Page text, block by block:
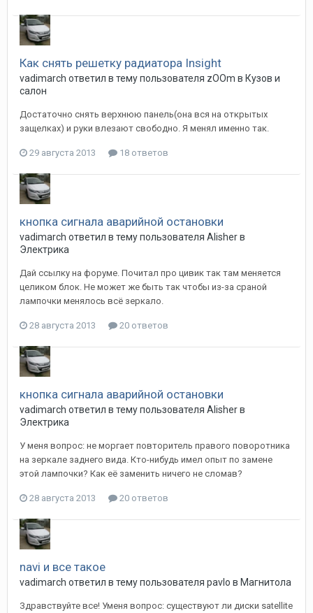
Как снять решетку радиатора Insight
vadimarch ответил в тему пользователя zOOm в Кузов и
салон
Достаточно снять верхнюю панель(она вся на открытых
защелках) и руки влезают свободно. Я менял именно так.
29 августа 2013 18 ответов
кнопка сигнала аварийной остановки
vadimarch ответил в тему пользователя Alisherв
Электрика
Дай ссылку на форуме. Почитал про цивик так там меняется
целиком блок. Не может же быть так чтобы из-за сраной
лампочки менялось всё зеркало.
28 августа 2013 20 ответов
кнопка сигнала аварийной остановки
vadimarch ответил в тему пользователя Alisherв
Электрика
У меня вопрос: не моргает повторитель правого поворотника
на зеркале заднего вида. Кто-нибудь имел опыт по замене
этой лампочки? Как её заменить ничего не сломав?
28 августа 2013 20 ответов
navi и все такое
vadimarch ответил в тему пользователя pavlo в Магнитола
Здравствуйте все! Уменя вопрос: существуют ли диски satellite